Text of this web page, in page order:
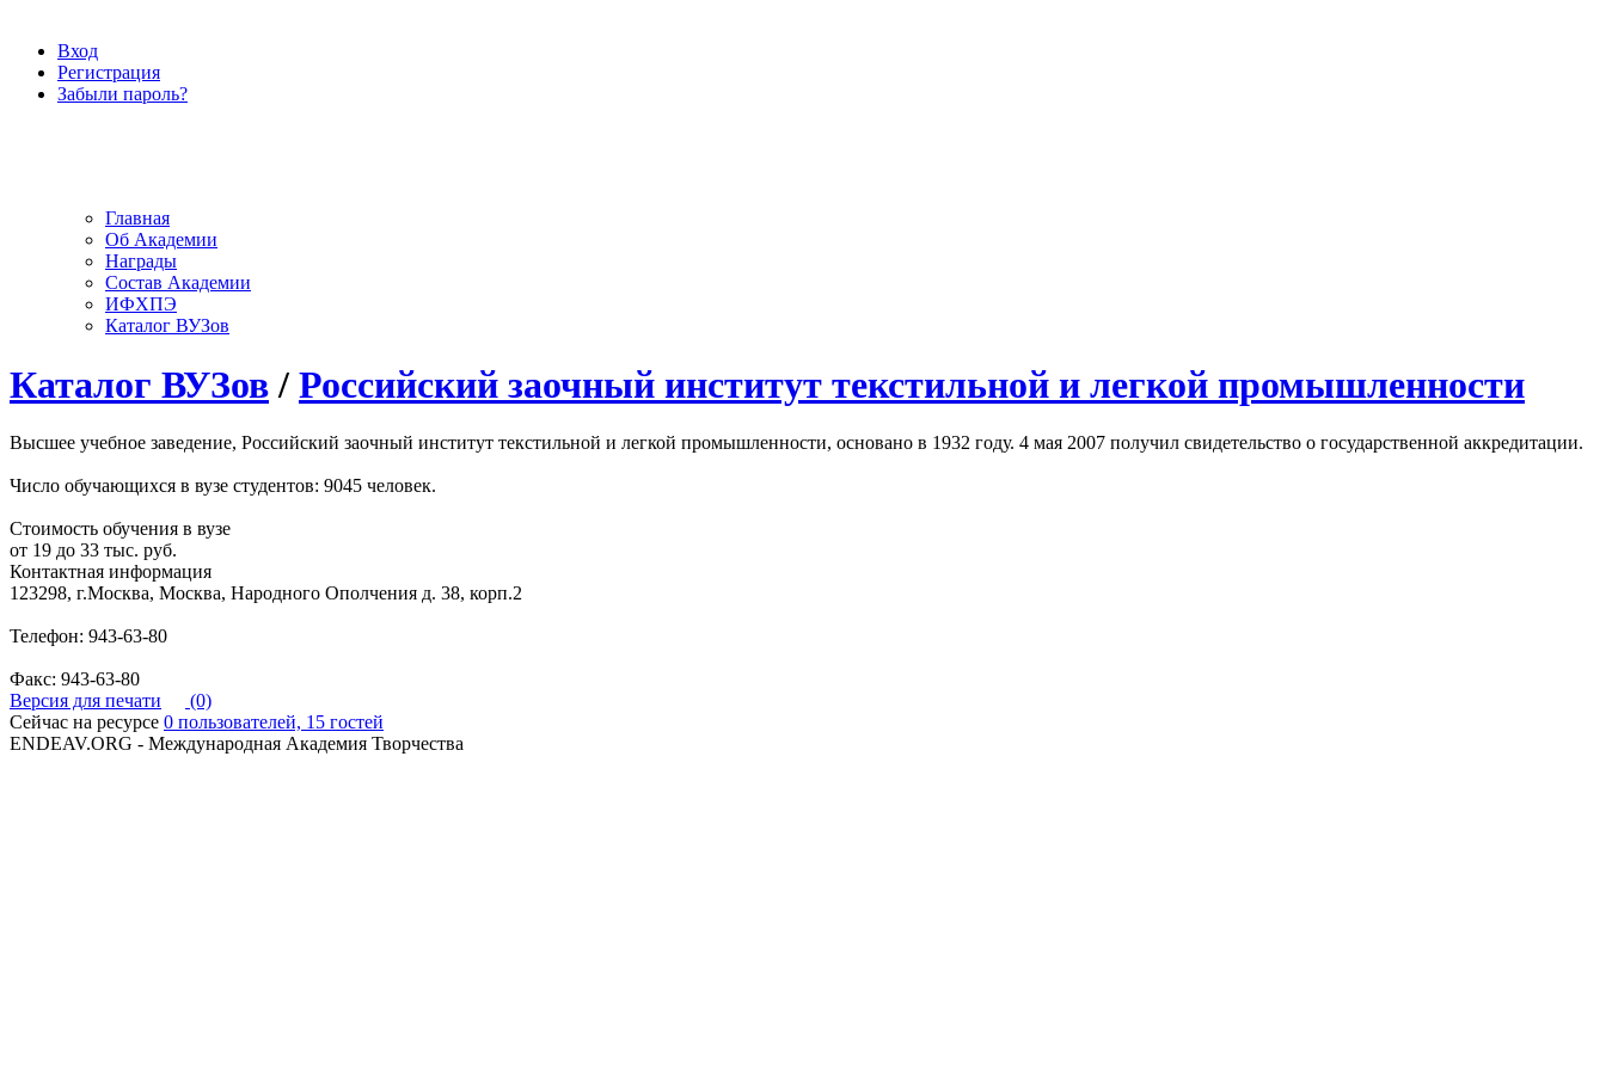
Вход
Регистрация
Забыли пароль?
Главная
Об Академии
Награды
Состав Академии
ИФХПЭ
Каталог ВУЗов
Каталог ВУЗов / Российский заочный институт текстильной и легкой промышленности
Высшее учебное заведение, Российский заочный институт текстильной и легкой промышленности, основано в 1932 году. 4 мая 2007 получил свидетельство о государственной аккредитации.
Число обучающихся в вузе студентов: 9045 человек.
Стоимость обучения в вузе
от 19 до 33 тыс. руб.
Контактная информация
123298, г.Москва, Москва, Народного Ополчения д. 38, корп.2
Телефон: 943-63-80
Факс: 943-63-80
Версия для печати
(0)
Сейчас на ресурсе 0 пользователей, 15 гостей
ENDEAV.ORG - Международная Академия Творчества